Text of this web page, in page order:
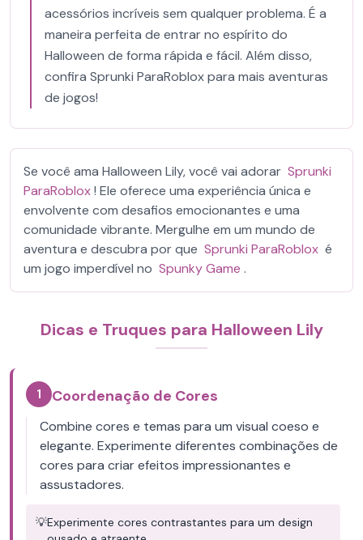
acessórios incríveis sem qualquer problema. É a
maneira perfeita de entrar no espírito do
Halloween de forma rápida e fácil. Além disso,
confira Sprunki ParaRoblox para mais aventuras
de jogos!
Se você ama Halloween Lily, você vai adorar Sprunki
ParaRoblox! Ele oferece uma experiência única e
envolvente com desafios emocionantes e uma
comunidade vibrante. Mergulhe em um mundo de
aventura e descubra por que Sprunki ParaRoblox é
um jogo imperdível no Spunky Game .
Dicas e Truques para Halloween Lily
1 Coordenação de Cores
Combine cores e temas para um visual coeso e
elegante. Experimente diferentes combinações de
cores para criar efeitos impressionantes e
assustadores.
💡Experimente cores contrastantes para um design